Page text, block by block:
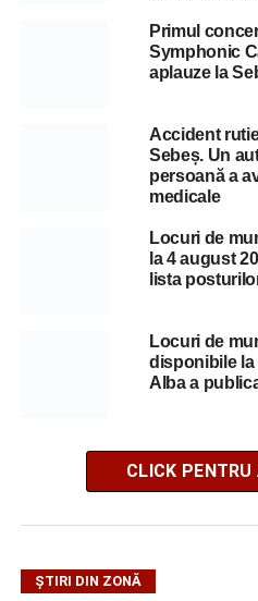
Primul
Symphonic
aplauze la
Accident
Sebeș. Un
persoană a
medicale
Locuri de
la 4 august
lista
Locuri de
disponibile la
Alba a
CLICK
ȘTIRI DIN ZONĂ